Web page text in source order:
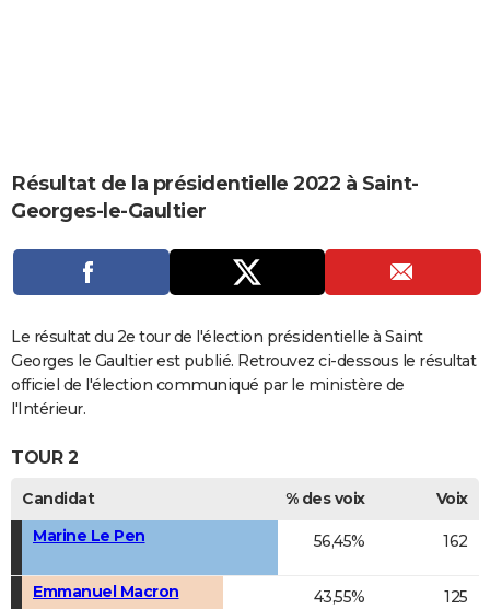
DICTIONNAIRE
PROGRAMME TV
COPAINS D'AVANT
S'inscrire
Se connecter
Lycées
Collèges
Primaires
Universités
Entreprises
Service militaire
Avis de recherche
AVIS DE DÉCÈS
FORUM
Bricolage
Lifestyle
Culture
Sport
Auto
Television
Voyage
Cinema
Résultat de la présidentielle 2022 à Saint-
Georges-le-Gaultier
Le résultat du 2e tour de l'élection présidentielle à Saint
Georges le Gaultier est publié. Retrouvez ci-dessous le résultat
officiel de l'élection communiqué par le ministère de
l'Intérieur.
TOUR 2
Candidat % des voix
Voix
Marine Le Pen
56,45% 162
Emmanuel Macron 43,55% 125